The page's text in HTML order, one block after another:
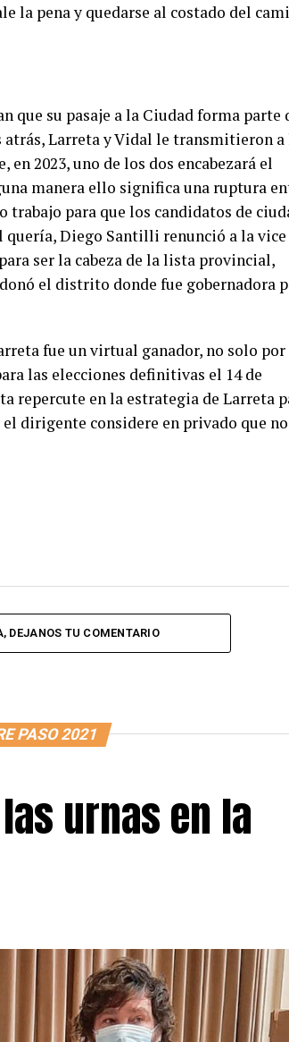
la pena y quedarse al costado del
que su pasaje a la Ciudad forma parte
atrás, Larreta y Vidal le transmitieron a
2023, uno de los dos encabezará el
manera ello significa una ruptura
trabajo para que los candidatos de
Diego Santilli renunció a la vice
ser la cabeza de la lista provincial,
el distrito donde fue gobernadora
fue un virtual ganador, no solo por
las elecciones definitivas el 14 de
repercute en la estrategia de Larreta
dirigente considere en privado que no
DEJANOS TU COMENTARIO
PASO 2021
urnas en la